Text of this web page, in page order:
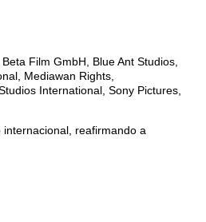
Film GmbH, Blue Ant Studios,
Mediawan Rights,
International, Sony Pictures,
reafirmando a